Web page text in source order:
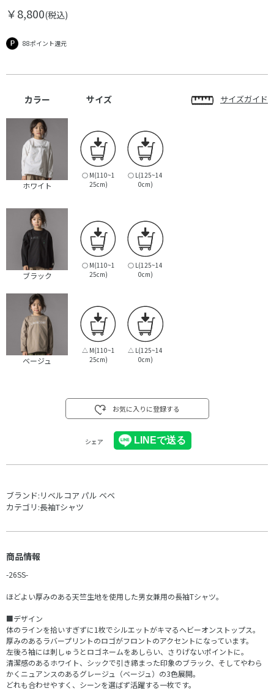
￥8,800(税込)
88ポイント還元
カラー サイズ サイズガイド
ホワイト
○ M(110~1
25cm)
○ L(125~14
0cm)
ブラック
○ M(110~1
25cm)
○ L(125~14
0cm)
ベージュ
△ M(110~1
25cm)
△ L(125~14
0cm)
お気に入りに登録する
シェア
ブランド: リベルコア パル ベベ
カテゴリ:長袖Tシャツ
商品情報
-26SS-
ほどよい厚みのある天竺生地を使用した男女兼用の長袖Tシャツ。
■デザイン
体のラインを拾いすぎずに1枚でシルエットがキマるヘビーオンストップス。
厚みのあるラバープリントのロゴがフロントのアクセントになっています。
左後ろ袖には刺しゅうとロゴネームをあしらい、さりげないポイントに。
清潔感のあるホワイト、シックで引き締まった印象のブラック、そしてやわら
かくニュアンスのあるグレージュ（ベージュ）の3色展開。
どれも合わせやすく、シーンを選ばず活躍する一枚です。